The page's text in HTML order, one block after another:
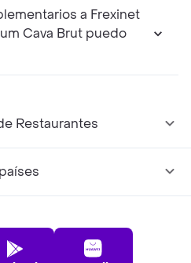
a Frexinet
Cava Brut puedo
Restaurantes